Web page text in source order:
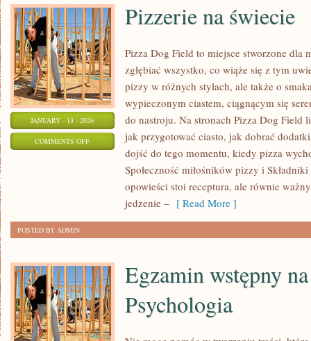
JANUARY - 13 - 2026
COMMENTS OFFON
Pizzerie na świecie
Pizza Dog Field to miejsce stworzone dla
zgłębiać wszystko, co wiąże się z tym
pizzy w różnych stylach, ale także o
wypieczonym ciastem, ciągnącym się
do nastroju. Na stronach Pizza Dog Field
jak przygotować ciasto, jak dobrać
dojść do tego momentu, kiedy pizza
Społeczność miłośników pizzy i
opowieści stoi receptura, ale równie
jedzenie – [ Read More ]
POSTED BY ADMIN
Egzamin wstępny
Psychologia